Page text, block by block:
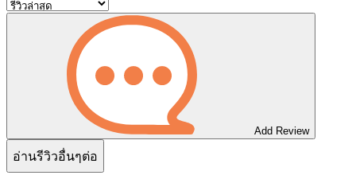
Add Review
อ่านรีวิวอื่นๆต่อ